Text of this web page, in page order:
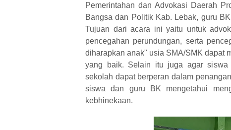
Pemerintahan dan Advokasi Daerah
Bangsa dan Politik Kab. Lebak, guru
Tujuan dari acara ini yaitu untuk
pencegahan perundungan, serta
diharapkan anak" usia SMA/SMK dapat
yang baik. Selain itu juga agar siswa
sekolah dapat berperan dalam
siswa dan guru BK mengetahui
kebhinekaan.